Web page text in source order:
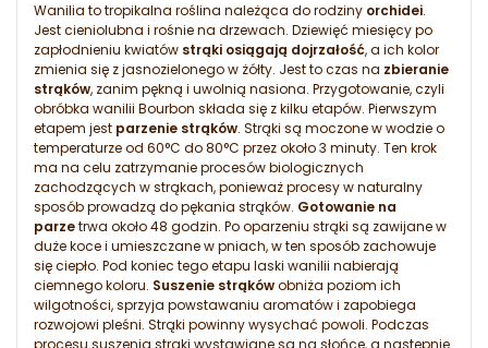
Wanilia to tropikalna roślina należąca do rodziny orchidei.
Jest cieniolubna i rośnie na drzewach. Dziewięć miesięcy po
zapłodnieniu kwiatów strąki osiągają dojrzałość, a ich kolor
zmienia się z jasnozielonego w żółty. Jest to czas na zbieranie
strąków, zanim pękną i uwolnią nasiona. Przygotowanie, czyli
obróbka wanilii Bourbon składa się z kilku etapów. Pierwszym
etapem jest parzenie strąków. Strąki są moczone w wodzie o
temperaturze od 60°C do 80°C przez około 3 minuty. Ten krok
ma na celu zatrzymanie procesów biologicznych
zachodzących w strąkach, ponieważ procesy w naturalny
sposób prowadzą do pękania strąków. Gotowanie na
parzetrwa około 48 godzin. Po oparzeniu strąki są zawijane w
duże koce i umieszczane w pniach, w ten sposób zachowuje
się ciepło. Pod koniec tego etapu laski wanilii nabierają
ciemnego koloru. Suszenie strąkówobniża poziom ich
wilgotności, sprzyja powstawaniu aromatów i zapobiega
rozwojowi pleśni. Strąki powinny wysychać powoli. Podczas